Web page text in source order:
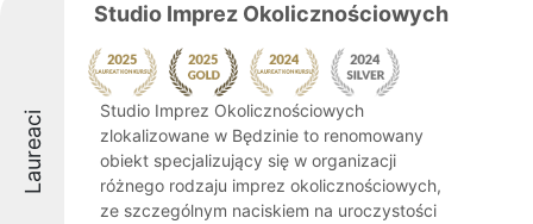
Laureaci
Studio Imprez Okolicznościowych
Studio Imprez Okolicznościowych
zlokalizowane w Będzinie to renomowany
obiekt specjalizujący się w organizacji
różnego rodzaju imprez okolicznościowych,
ze szczególnym naciskiem na uroczystości